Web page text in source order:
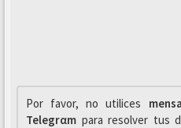
Por favor, no utilices
Telegrαm para resolver tus